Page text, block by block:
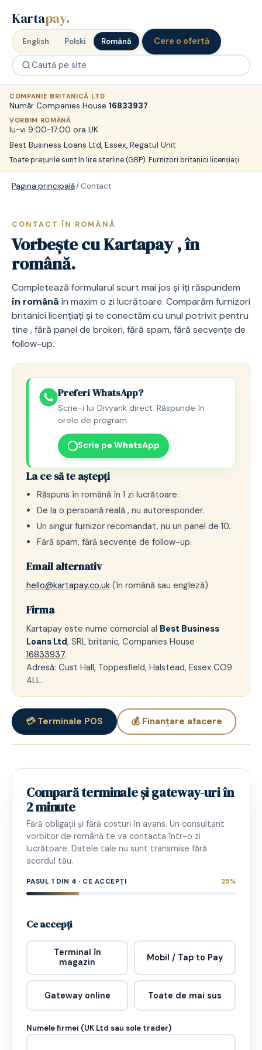
Kartapay.
English Polski Română Cere o ofertă
COMPANIE BRITANICĂ LTD
Număr Companies House 16833937
VORBIM ROMÂNĂ
lu-vi 9:00-17:00 ora UK
Best Business Loans Ltd, Essex, Regatul Unit
Toate prețurile sunt în lire sterline (GBP). Furnizori britanici licențiați.
Pagina principală/ Contact
CONTACT ÎN ROMÂNĂ
Vorbește cu Kartapay , în
română.
Completează formularul scurt mai jos și îți răspundem
în românăîn maxim o zi lucrătoare. Comparăm furnizori
britanici licențiați și te conectăm cu unul potrivit pentru
tine , fără panel de brokeri, fără spam, fără secvențe de
follow-up.
💳 Terminale POS 💰 Finanțare afacere
Compară terminale și gateway-uri în
2 minute
Fără obligații și fără costuri în avans. Un consultant
vorbitor de română te va contacta într-o zi
lucrătoare. Datele tale nu sunt transmise fără
acordul tău.
PASUL 1 DIN 4 · CE ACCEPȚI 25%
Ce accepți
Terminal în
magazin
Mobil / Tap to Pay
Gateway online Toate de mai sus
Numele firmei (UK Ltd sau sole trader)
Preferi WhatsApp?
Scrie-i lui Divyank direct. Răspunde în
orele de program.
Scrie pe WhatsApp
La ce să te aștepți
Răspuns în română în 1 zi lucrătoare.
De la o persoană reală , nu autoresponder.
Un singur furnizor recomandat, nu un panel de 10.
Fără spam, fără secvențe de follow-up.
Email alternativ
hello@kartapay.co.uk (în română sau engleză)
Firma
Kartapay este nume comercial al Best Business
Loans Ltd, SRL britanic, Companies House
16833937.
Adresă: Cust Hall, Toppesfield, Halstead, Essex CO9
4LL.